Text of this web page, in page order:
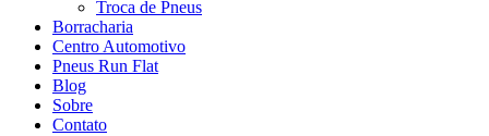
Troca de Pneus
Borracharia
Centro Automotivo
Pneus Run Flat
Blog
Sobre
Contato